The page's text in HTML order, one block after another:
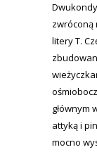
zwróconą
litery T.
głównym
attyką i
mocno